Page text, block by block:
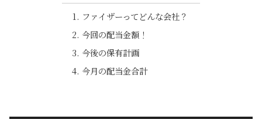
ファイザーってどんな会社？
今回の配当金額！
今後の保有計画
今月の配当金合計